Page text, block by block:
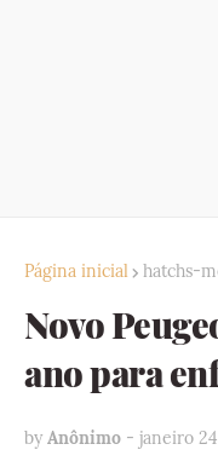
Página inicial hatchs-
Novo
ano para
by Anônimo - janeiro